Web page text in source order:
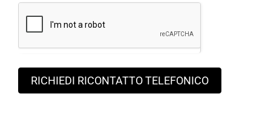
RICHIEDI RICONTATTO TELEFONICO